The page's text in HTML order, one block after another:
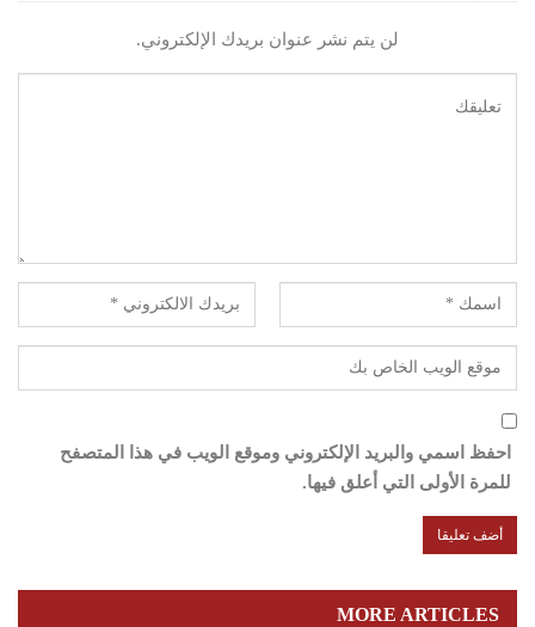
لن يتم نشر عنوان بريدك الإلكتروني.
احفظ اسمي والبريد الإلكتروني وموقع الويب في هذا المتصفح
للمرة الأولى التي أعلق فيها.
MORE ARTICLES